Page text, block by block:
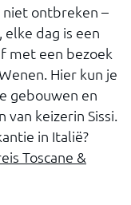
niet ontbreken –
dag is een
met een bezoek
Hier kun je
gebouwen en
keizerin Sissi.
in Italië?
Toscane &